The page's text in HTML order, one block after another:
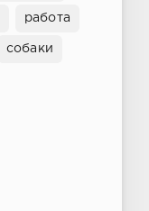
работа
собаки